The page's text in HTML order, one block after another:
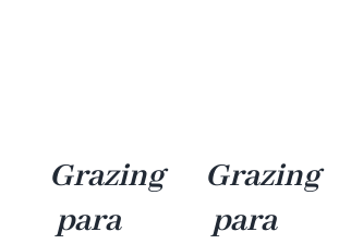
Grazing
para
Grazing
para